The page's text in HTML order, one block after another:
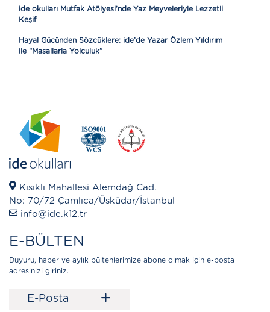
ide okulları Mutfak Atölyesi’nde Yaz Meyveleriyle Lezzetli
Keşif
Hayal Gücünden Sözcüklere: ide’de Yazar Özlem Yıldırım
ile “Masallarla Yolculuk”
Kısıklı Mahallesi Alemdağ Cad.
No: 70/72 Çamlıca/Üsküdar/İstanbul
info@ide.k12.tr
E-BÜLTEN
Duyuru, haber ve aylık bültenlerimize abone olmak için e-posta
adresinizi giriniz.
E-Posta +